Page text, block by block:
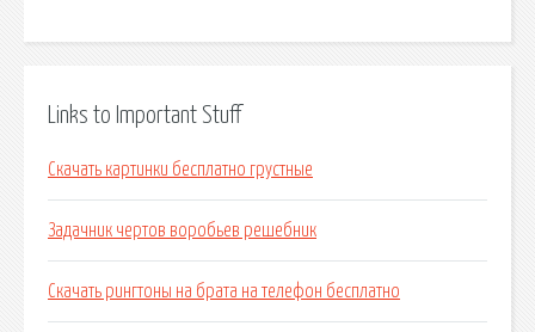
Links to Important Stuff
Скачать картинки бесплатно грустные
Задачник чертов воробьев решебник
Скачать рингтоны на брата на телефон бесплатно